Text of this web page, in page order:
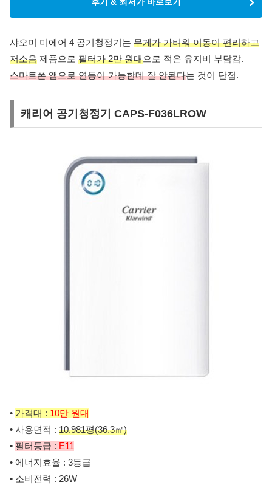
샤오미 미에어 4 공기청정기는 무게가 가벼워 이동이 편리하고
저소음 제품으로 필터가 2만 원대으로 적은 유지비 부담감.
스마트폰 앱으로 연동이 가능한데 잘 안된다는 것이 단점.
캐리어 공기청정기 CAPS-F036LROW
• 가격대 : 10만 원대
• 사용면적 : 10.981평(36.3㎡)
• 필터등급 : E11
• 에너지효율 : 3등급
• 소비전력 : 26W